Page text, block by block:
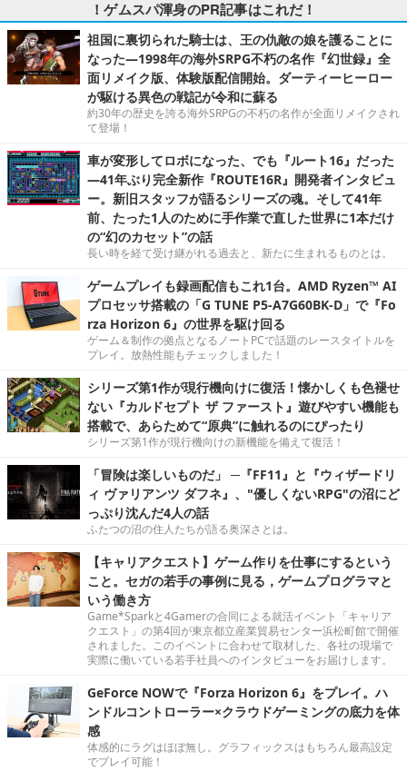
！ゲムスパ渾身のPR記事はこれだ！
祖国に裏切られた騎士は、王の仇敵の娘を護ることに
なった―1998年の海外SRPG不朽の名作『幻世録』全
面リメイク版、体験版配信開始。ダーティーヒーロー
が駆ける異色の戦記が令和に蘇る
約30年の歴史を誇る海外SRPGの不朽の名作が全面リメイクされ
て登場！
車が変形してロボになった、でも『ルート16』だった
―41年ぶり完全新作『ROUTE16R』開発者インタビュ
ー。新旧スタッフが語るシリーズの魂。そして41年
前、たった1人のために手作業で直した世界に1本だけ
の“幻のカセット”の話
長い時を経て受け継がれる過去と、新たに生まれるものとは。
ゲームプレイも録画配信もこれ1台。AMD Ryzen™ AI
プロセッサ搭載の「G TUNE P5-A7G60BK-D」で『Fo
rza Horizon 6』の世界を駆け回る
ゲーム＆制作の拠点となるノートPCで話題のレースタイトルを
プレイ。放熱性能もチェックしました！
シリーズ第1作が現行機向けに復活！懐かしくも色褪せ
ない『カルドセプト ザ ファースト』遊びやすい機能も
搭載で、あらためて“原典”に触れるのにぴったり
シリーズ第1作が現行機向けの新機能を備えて復活！
「冒険は楽しいものだ」 ─『FF11』と『ウィザードリ
ィ ヴァリアンツ ダフネ』、"優しくないRPG"の沼にど
っぷり沈んだ4人の話
ふたつの沼の住人たちが語る奥深さとは。
【キャリアクエスト】ゲーム作りを仕事にするという
こと。セガの若手の事例に見る，ゲームプログラマと
いう働き方
Game*Sparkと4Gamerの合同による就活イベント「キャリア
クエスト」の第4回が東京都立産業貿易センター浜松町館で開催
されました。このイベントに合わせて取材した、各社の現場で
実際に働いている若手社員へのインタビューをお届けします。
GeForce NOWで『Forza Horizon 6』をプレイ。ハ
ンドルコントローラー×クラウドゲーミングの底力を体
感
体感的にラグはほぼ無し。グラフィックスはもちろん最高設定
でプレイ可能！